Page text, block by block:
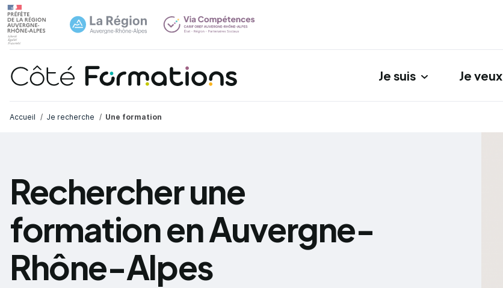
Je suis Je veux
Accueil Je recherche Une formation
Rechercher une
formation en Auvergne-
Rhône-Alpes